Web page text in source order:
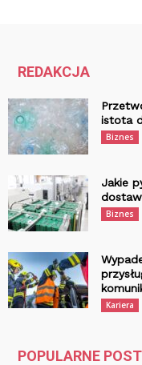
REDAKCJA
istota
Biznes
Jakie
Biznes
Kariera
POPULARNE